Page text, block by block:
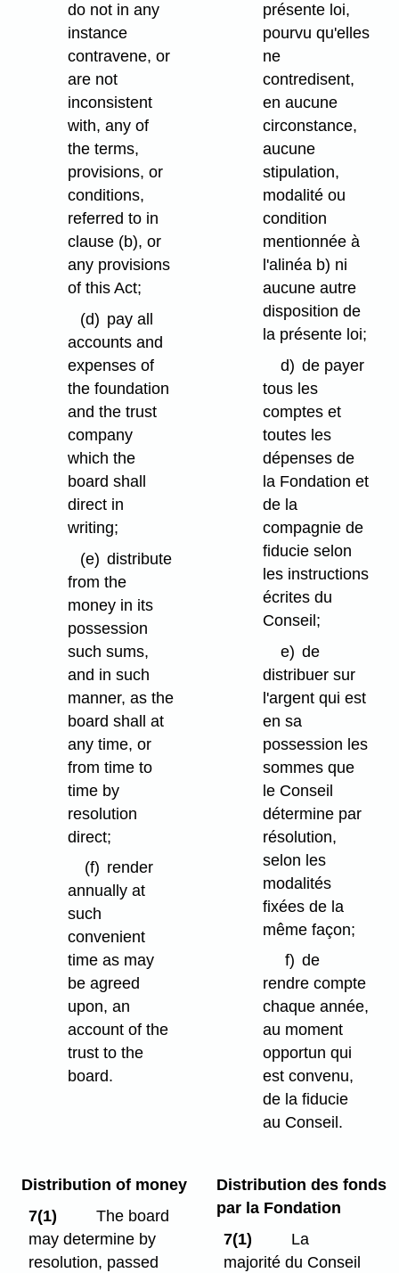
do not in any
instance
contravene, or
are not
inconsistent
with, any of
the terms,
provisions, or
conditions,
referred to in
clause (b), or
any provisions
of this Act;
(d) pay all
accounts and
expenses of
the foundation
and the trust
company
which the
board shall
direct in
writing;
(e) distribute
from the
money in its
possession
such sums,
and in such
manner, as the
board shall at
any time, or
from time to
time by
resolution
direct;
(f) render
annually at
such
convenient
time as may
be agreed
upon, an
account of the
trust to the
board.
présente loi,
pourvu qu'elles
ne
contredisent,
en aucune
circonstance,
aucune
stipulation,
modalité ou
condition
mentionnée à
l'alinéa b) ni
aucune autre
disposition de
la présente loi;
d) de payer
tous les
comptes et
toutes les
dépenses de
la Fondation et
de la
compagnie de
fiducie selon
les instructions
écrites du
Conseil;
e) de
distribuer sur
l'argent qui est
en sa
possession les
sommes que
le Conseil
détermine par
résolution,
selon les
modalités
fixées de la
même façon;
f) de
rendre compte
chaque année,
au moment
opportun qui
est convenu,
de la fiducie
au Conseil.
Distribution of money
7(1)
The board
may determine by
resolution, passed
Distribution des fonds
par la Fondation
7(1)
La
majorité du Conseil